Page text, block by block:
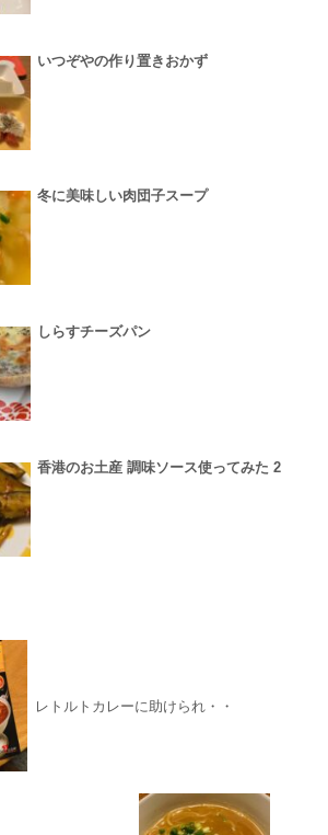
いつぞやの作り置きおかず
冬に美味しい肉団子スープ
しらすチーズパン
香港のお土産 調味ソース使ってみた 2
レトルトカレーに助けられ・・